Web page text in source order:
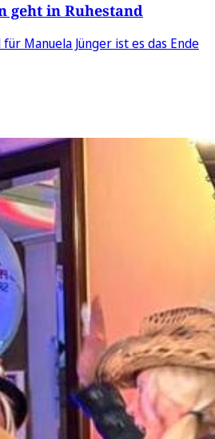
geht in Ruhestand
Manuela Jünger ist es das Ende